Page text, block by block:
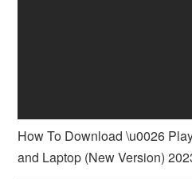
How To Download \u0026
and Laptop (New Version)